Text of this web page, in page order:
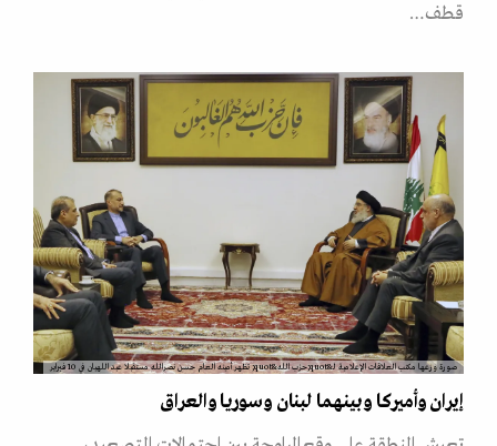
قطف…
صورة وزعها مكتب العلاقات الإعلامية لـ&quot;حزب الله&quot; تظهر أمينه العام حسن نصرالله مستقبلا عبد اللهيان في 10 فبراير
إيران وأميركا وبينهما لبنان وسوريا والعراق